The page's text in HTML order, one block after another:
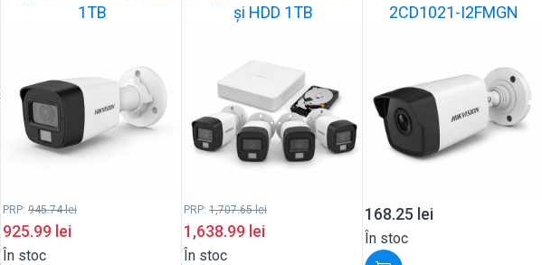
1TB
PRP: 945.74lei
925.99 lei
În stoc
și HDD 1TB
PRP: 1,707.65lei
1,638.99 lei
În stoc
2CD1021-I2FMGN
168.25 lei
În stoc